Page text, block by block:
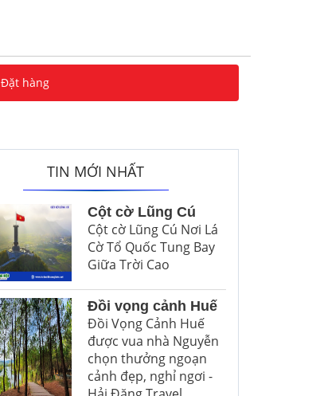
Đặt hàng
TIN MỚI NHẤT
Cột cờ Lũng Cú
Cột cờ Lũng Cú Nơi Lá
Cờ Tổ Quốc Tung Bay
Giữa Trời Cao
Đồi vọng cảnh Huế
Đồi Vọng Cảnh Huế
được vua nhà Nguyễn
chọn thưởng ngoạn
cảnh đẹp, nghỉ ngơi -